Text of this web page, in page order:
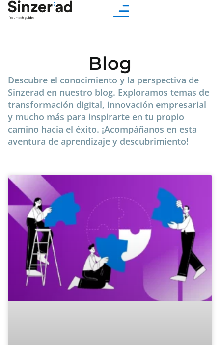
Blog
Descubre el conocimiento y la perspectiva de
Sinzerad en nuestro blog. Exploramos temas de
transformación digital, innovación empresarial
y mucho más para inspirarte en tu propio
camino hacia el éxito. ¡Acompáñanos en esta
aventura de aprendizaje y descubrimiento!